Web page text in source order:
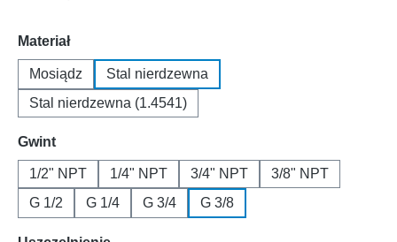
Wybierz
Materiał
Mosiądz
Stal nierdzewna
Stal nierdzewna (1.4541)
Wybierz
Gwint
1/2" NPT 1/4" NPT 3/4" NPT
3/8" NPT
G 1/2
G 1/4 G 3/4 G 3/8